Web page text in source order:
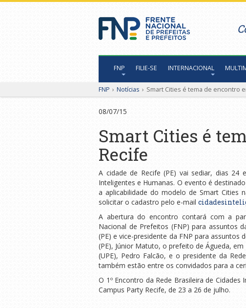
FNP FILIE-SE INTERNACIONAL
FNP › Notícias › Smart Cities é tema de encontro
08/07/15
Smart Cities é
Recife
A cidade de Recife (PE) vai sediar, dias 24
Inteligentes e Humanas. O evento é
a aplicabilidade do modelo de Smart Cities
solicitar o cadastro pelo e-mail
A abertura do encontro contará com a
Nacional de Prefeitos (FNP) para assuntos
(PE) e vice-presidente da FNP para assuntos
(PE), Júnior Matuto, o prefeito de Águeda,
(UPE), Pedro Falcão, e o presidente da
também estão entre os convidados para a
O 1º Encontro da Rede Brasileira de
Campus Party Recife, de 23 a 26 de julho.